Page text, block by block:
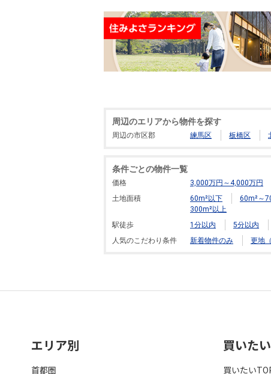
周辺のエリアから物件を探す
周辺の市区郡 練馬区 板橋区
条件ごとの物件一覧
価格 3,000万円～4,000万円
土地面積
60m²以下 60m²～
300m²以上
駅徒歩
1分以内 5分以内
人気のこだわり条件
新着物件のみ 更地
エリア別
首都圏
買いたい
買いたい